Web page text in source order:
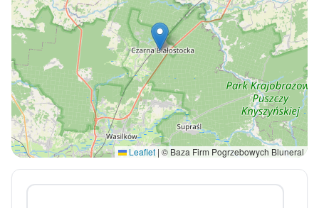
Leaflet | © Baza Firm Pogrzebowych Bluneral